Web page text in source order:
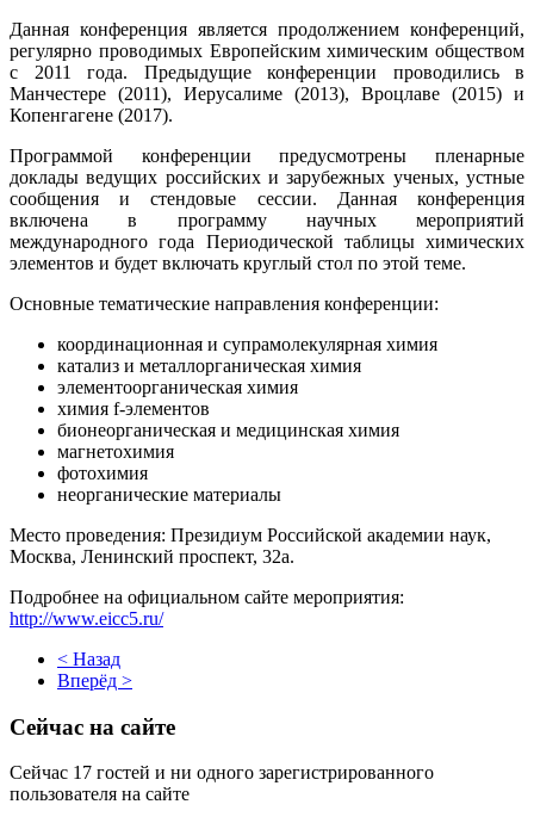
Данная конференция является продолжением конференций,
регулярно проводимых Европейским химическим обществом
с 2011 года. Предыдущие конференции проводились в
Манчестере (2011), Иерусалиме (2013), Вроцлаве (2015) и
Копенгагене (2017).
Программой конференции предусмотрены пленарные
доклады ведущих российских и зарубежных ученых, устные
сообщения и стендовые сессии. Данная конференция
включена в программу научных мероприятий
международного года Периодической таблицы химических
элементов и будет включать круглый стол по этой теме.
Основные тематические направления конференции:
координационная и супрамолекулярная химия
катализ и металлорганическая химия
элементоорганическая химия
химия f-элементов
бионеорганическая и медицинская химия
магнетохимия
фотохимия
неорганические материалы
Место проведения: Президиум Российской академии наук,
Москва, Ленинский проспект, 32а.
Подробнее на официальном сайте мероприятия:
http://www.eicc5.ru/
< Назад
Вперёд >
Сейчас на сайте
Сейчас 17 гостей и ни одного зарегистрированного
пользователя на сайте